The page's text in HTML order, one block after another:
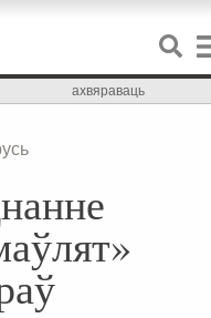
ахвяраваць